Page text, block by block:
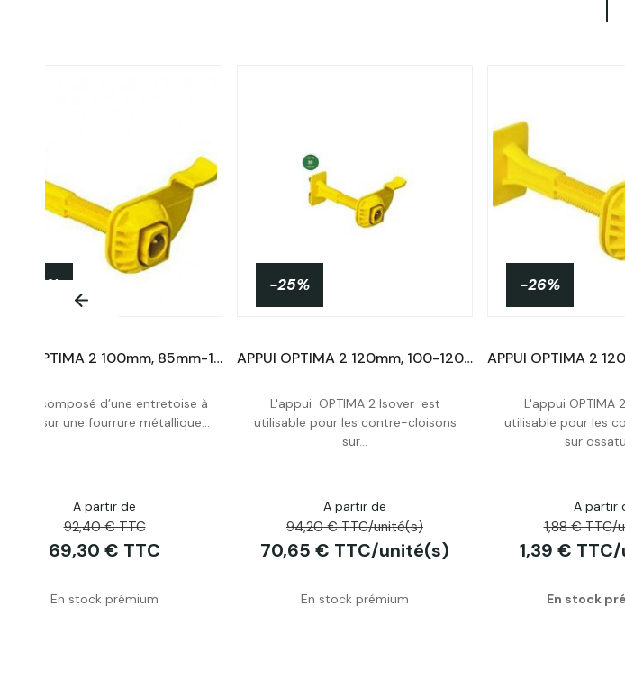
Acheter
-25%
APPUI OPTIMA 2 100mm, 85mm-100mm Lot de 50 Unités
Appui composé d’une entretoise à
clipser sur une fourrure métallique...
A partir de
92,40 € TTC
69,30 € TTC
En stock prémium
Acheter
-25%
APPUI OPTIMA 2 120mm, 100-120mm Lot de 50 Unités
L'appui OPTIMA 2 Isover est
utilisable pour les contre-cloisons
sur...
A partir de
94,20 € TTC/unité(s)
70,65 € TTC/unité(s)
En stock prémium
-26%
L'appui OPTIMA
utilisable pour les
sur
A partir
1,88 € TTC/
1,39 €
En stock